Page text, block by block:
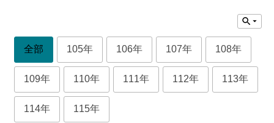
全部 105年 106年 107年 108年
109年 110年 111年 112年 113年
114年 115年